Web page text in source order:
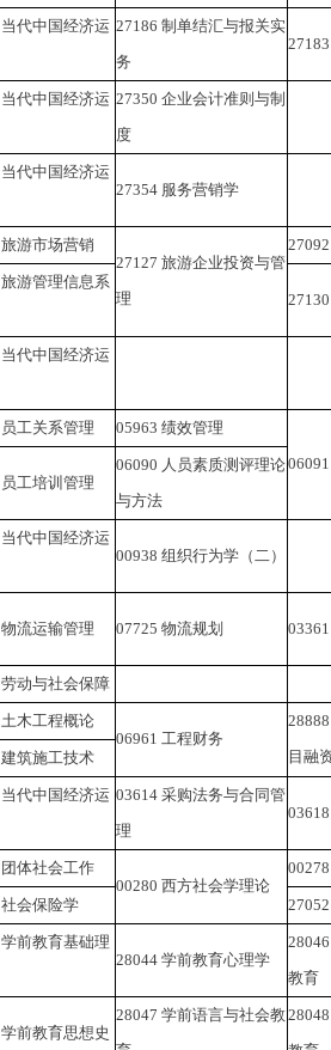
当代中国经济运 27186 制单结汇与报关实
务
27183
当代中国经济运 27350 企业会计准则与制
度
当代中国经济运
27354 服务营销学
旅游市场营销
27127 旅游企业投资与管
理
27092
旅游管理信息系
27130
当代中国经济运
员工关系管理 05963 绩效管理
06091
员工培训管理
06090 人员素质测评理论
与方法
当代中国经济运
00938 组织行为学（二）
物流运输管理 07725 物流规划 03361
劳动与社会保障
土木工程概论
06961 工程财务
28888
目融
建筑施工技术
当代中国经济运 03614 采购法务与合同管
理
03618
团体社会工作
00280 西方社会学理论
00278
社会保险学 27052
学前教育基础理
28044 学前教育心理学
28046
教育
学前教育思想史
28047 学前语言与社会教28048